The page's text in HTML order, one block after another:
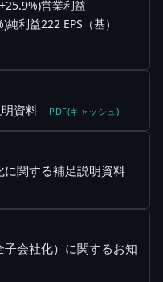
営業利益
利益222 EPS（基）
資料 PDF(キャッシュ)
関する補足説明資料
会社化）に関するお知